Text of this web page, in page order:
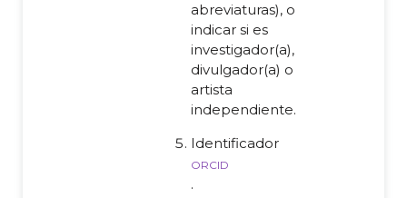
abreviaturas), o
indicar si es
investigador(a),
divulgador(a) o
artista
independiente.
Identificador
orcid
.